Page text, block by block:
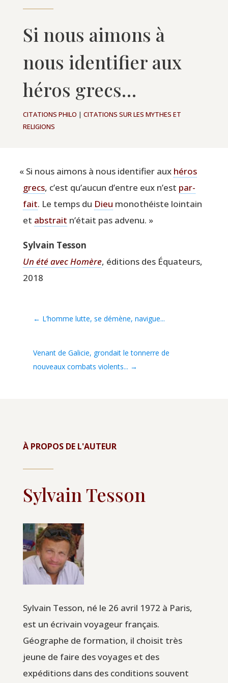
Si nous aimons à
nous identifier aux
héros grecs…
CITATIONS PHILO | CITATIONS SUR LES MYTHES ET
RELIGIONS
« Si nous aimons à nous iden­ti­fier aux héros
grecs, c’est qu’aucun d’entre eux n’est par­
fait. Le temps du Dieu mono­théiste loin­tain
et abs­trait n’était pas advenu. »
Syl­vain Tesson
Un été avec Homère, édi­tions des Équa­teurs,
2018
← L’homme lutte, se démène, navigue...
Venant de Galicie, grondait le tonnerre de
nouveaux combats violents... →
À PROPOS DE L'AUTEUR
Sylvain Tesson
Sylvain Tesson, né le 26 avril 1972 à Paris,
est un écrivain voyageur français.
Géographe de formation, il choisit très
jeune de faire des voyages et des
expéditions dans des conditions souvent